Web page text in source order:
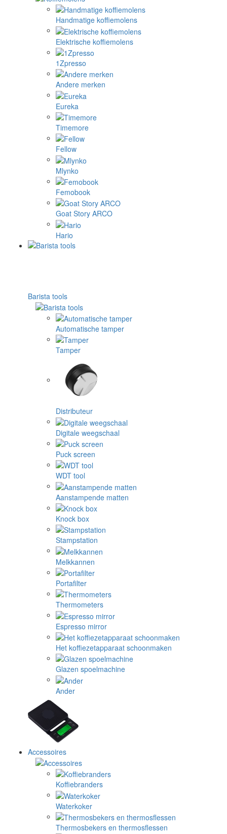
Handmatige koffiemolens
Elektrische koffiemolens
1Zpresso
Andere merken
Eureka
Timemore
Fellow
Mlynko
Femobook
Goat Story ARCO
Hario
Barista tools
Automatische tamper
Tamper
Distributeur
Digitale weegschaal
Puck screen
WDT tool
Aanstampende matten
Knock box
Stampstation
Melkkannen
Portafilter
Thermometers
Espresso mirror
Het koffiezetapparaat schoonmaken
Glazen spoelmachine
Ander
Accessoires
Koffiebranders
Waterkoker
Thermosbekers en thermosflessen